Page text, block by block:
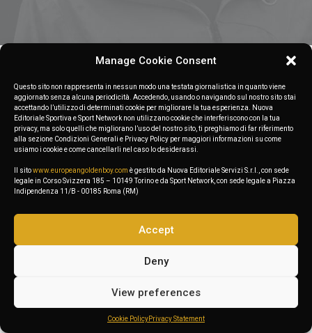
Manage Cookie Consent
Questo sito non rappresenta in nessun modo una testata giornalistica in quanto viene
aggiornato senza alcuna periodicità. Accedendo, usando o navigando sul nostro sito stai
accettando l’utilizzo di determinati cookie per migliorare la tua esperienza. Nuova
Editoriale Sportiva e Sport Network non utilizzano cookie che interferiscono con la tua
privacy, ma solo quelli che migliorano l’uso del nostro sito, ti preghiamo di far riferimento
alla sezione Condizioni Generali e Privacy Policy per maggiori informazioni su come
usiamo i cookie e come cancellarli nel caso lo desiderassi.
Il sitowww.europeangoldenboy.com è gestito da Nuova Editoriale Servizi S.r.l., con sede
legale in Corso Svizzera 185 – 10149 Torino e da Sport Network, con sede legale a Piazza
Indipendenza 11/B - 00185 Roma (RM)
Accept
Deny
View preferences
Cookie PolicyPrivacy Statement